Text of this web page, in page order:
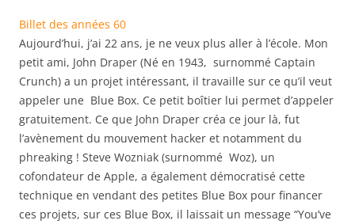
Billet des années 60
Aujourd’hui, j’ai 22 ans, je ne veux plus aller à l’école. Mon
petit ami, John Draper (Né en 1943, surnommé Captain
Crunch) a un projet intéressant, il travaille sur ce qu’il veut
appeler une Blue Box. Ce petit boîtier lui permet d’appeler
gratuitement. Ce que John Draper créa ce jour là, fut
l’avènement du mouvement hacker et notamment du
phreaking ! Steve Wozniak (surnommé Woz), un
cofondateur de Apple, a également démocratisé cette
technique en vendant des petites Blue Box pour financer
ces projets, sur ces Blue Box, il laissait un message “You’ve